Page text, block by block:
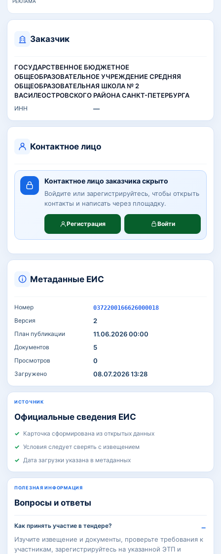
Заказчик
ГОСУДАРСТВЕННОЕ БЮДЖЕТНОЕ
ОБЩЕОБРАЗОВАТЕЛЬНОЕ УЧРЕЖДЕНИЕ СРЕДНЯЯ
ОБЩЕОБРАЗОВАТЕЛЬНАЯ ШКОЛА № 2
ВАСИЛЕОСТРОВСКОГО РАЙОНА САНКТ-ПЕТЕРБУРГА
ИНН —
Контактное лицо
Контактное лицо заказчика скрыто
Войдите или зарегистрируйтесь, чтобы открыть
контакты и написать через площадку.
Регистрация Войти
Метаданные ЕИС
Номер 0372200166626000018
Версия 2
План публикации 11.06.2026 00:00
Документов 5
Просмотров 0
Загружено 08.07.2026 13:28
ИСТОЧНИК
Официальные сведения ЕИС
Карточка сформирована из открытых данных
Условия следует сверять с извещением
Дата загрузки указана в метаданных
ПОЛЕЗНАЯ ИНФОРМАЦИЯ
Вопросы и ответы
Как принять участие в тендере?
Изучите извещение и документы, проверьте требования к
участникам, зарегистрируйтесь на указанной ЭТП и